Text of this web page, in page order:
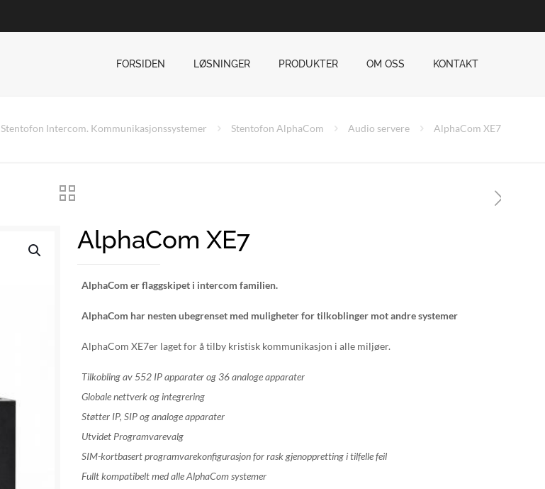
FORSIDEN LØSNINGER PRODUKTER OM OSS KONTAKT
Stentofon Intercom. Kommunikasjonssystemer Stentofon AlphaCom Audio servere AlphaCom XE7
AlphaCom XE7
AlphaCom er flaggskipet i intercom familien.
AlphaCom har nesten ubegrenset med muligheter for tilkoblinger mot andre systemer
AlphaCom XE7er laget for å tilby kristisk kommunikasjon i alle miljøer.
Tilkobling av 552 IP apparater og 36 analoge apparater
Globale nettverkog integrering
Støtter IP, SIP og analoge apparater
Utvidet Programvarevalg
SIM-kortbasertprogramvarekonfigurasjon for rask gjenoppretting i tilfelle feil
Fulltkompatibelt med alleAlphaComsystemer